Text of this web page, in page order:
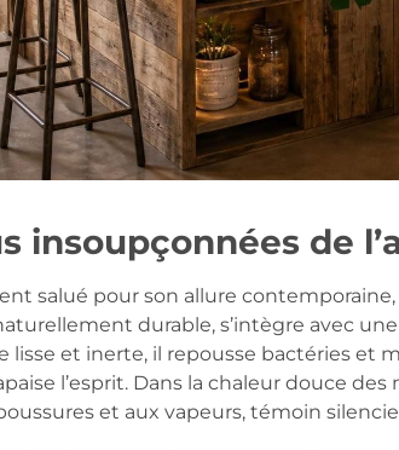
insoupçonnées de
salué pour son allure
durable, s’intègre avec
lisse et inerte, il repousse bactéries et
l’esprit. Dans la chaleur douce
et aux vapeurs, témoin